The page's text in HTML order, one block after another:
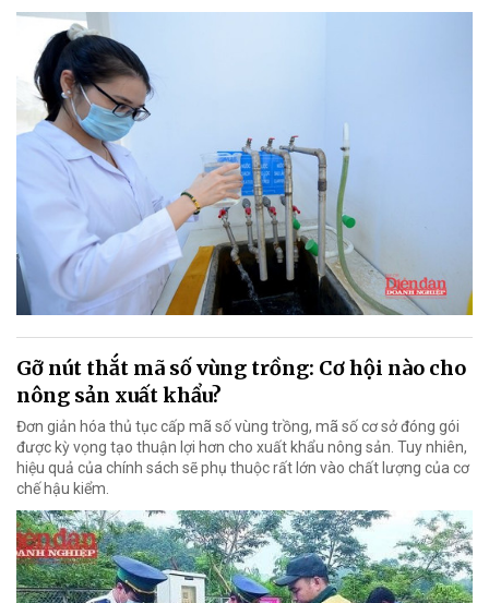
Gỡ nút thắt mã số vùng trồng: Cơ hội nào cho
nông sản xuất khẩu?
Đơn giản hóa thủ tục cấp mã số vùng trồng, mã số cơ sở đóng gói
được kỳ vọng tạo thuận lợi hơn cho xuất khẩu nông sản. Tuy nhiên,
hiệu quả của chính sách sẽ phụ thuộc rất lớn vào chất lượng của cơ
chế hậu kiểm.